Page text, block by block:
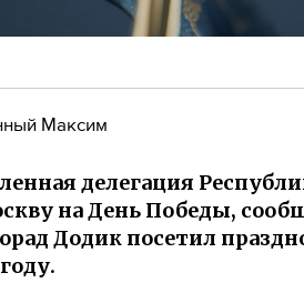
Максим
делегация
на День Победы,
Додик посетил